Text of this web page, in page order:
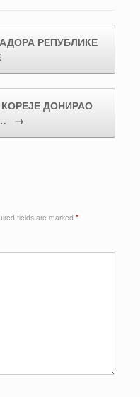
РЕПУБЛИКЕ
ДОНИРАО
→
fields are marked *